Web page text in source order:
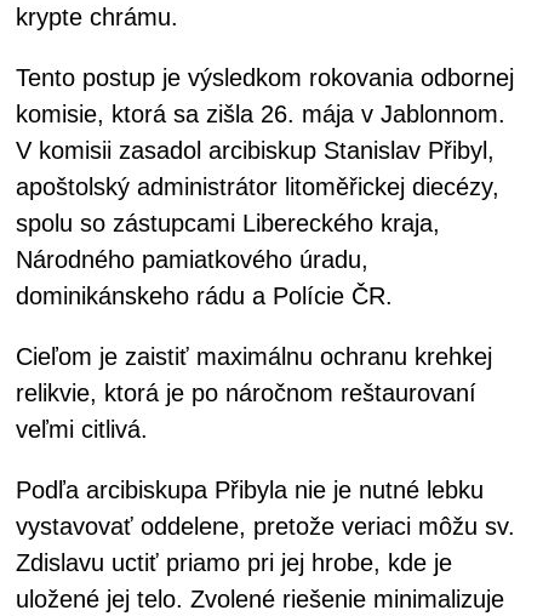
krypte chrámu.
Tento postup je výsledkom rokovania odbornej
komisie, ktorá sa zišla 26. mája v Jablonnom.
V komisii zasadol arcibiskup Stanislav Přibyl,
apoštolský administrátor litoměřickej diecézy,
spolu so zástupcami Libereckého kraja,
Národného pamiatkového úradu,
dominikánskeho rádu a Polície ČR.
Cieľom je zaistiť maximálnu ochranu krehkej
relikvie, ktorá je po náročnom reštaurovaní
veľmi citlivá.
Podľa arcibiskupa Přibyla nie je nutné lebku
vystavovať oddelene, pretože veriaci môžu sv.
Zdislavu uctiť priamo pri jej hrobe, kde je
uložené jej telo. Zvolené riešenie minimalizuje